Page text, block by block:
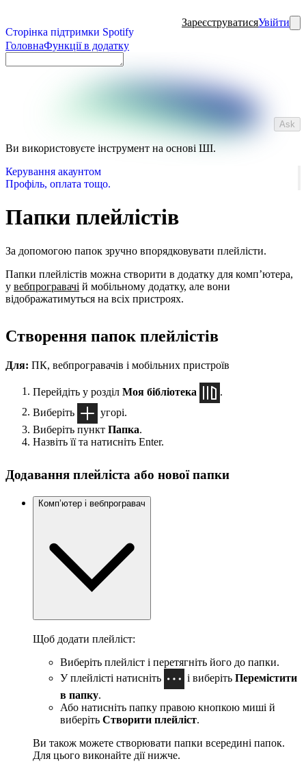
Сторінка підтримки Spotify
ЗареєструватисяУвійти
ГоловнаФункції в додатку
Ask
Ви використовуєте інструмент на основі ШІ.
Керування акаунтом
Профіль, оплата тощо.
Папки плейлістів
За допомогою папок зручно впорядковувати плейлісти.
Папки плейлістів можна створити в додатку для комп’ютера,
у вебпрогравачі й мобільному додатку, але вони
відображатимуться на всіх пристроях.
Створення папок плейлістів
Для: ПК, вебпрогравачів і мобільних пристроїв
Перейдіть у розділ Моя бібліотека
Виберіть
угорі.
Виберіть пункт Папка.
Назвіть її та натисніть Enter.
Додавання плейліста або нової папки
Комп’ютер і вебпрогравач
Щоб додати плейліст:
Виберіть плейліст і перетягніть його до папки.
У плейлісті натисніть
і виберіть Перемістити
в папку.
Або натисніть папку правою кнопкою миші й
виберіть Створити плейліст.
Ви також можете створювати папки всередині папок.
Для цього виконайте дії нижче.